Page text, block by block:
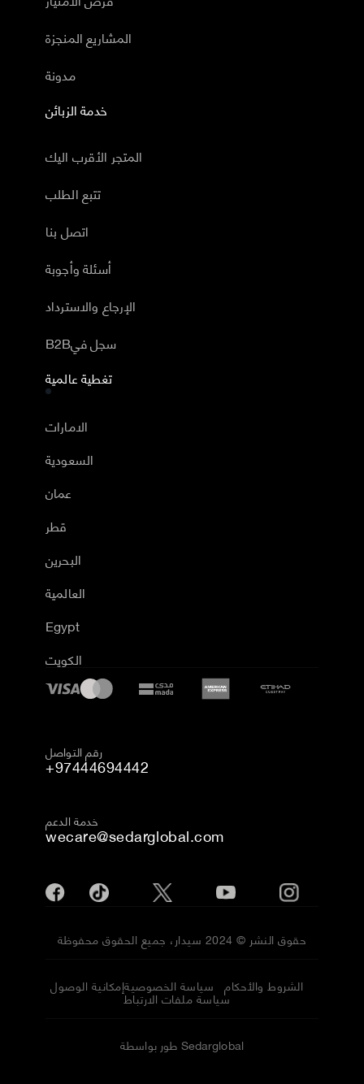
المشاريع المنجزة
مدونة
خدمة الزبائن
المتجر الأقرب اليك
تتبع الطلب
اتصل بنا
أسئلة وأجوبة
الإرجاع والاسترداد
B2Bسجل في
تغطية عالمية
الامارات
السعودية
عمان
قطر
البحرين
العالمية
Egypt
الكويت
رقم التواصل
+97444694442
خدمة الدعم
wecare@sedarglobal.com
حقوق النشر © 2024 سيدار، جميع الحقوق محفوظة
إمكانية الوصولسياسة الخصوصية الشروط والأحكام
سياسة ملفات الارتباط
طور بواسطة Sedarglobal